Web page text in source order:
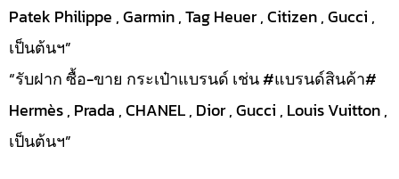
Patek Philippe , Garmin , Tag Heuer , Citizen , Gucci ,
เป็นต้นฯ”
“รับฝาก ซื้อ-ขาย กระเป๋าแบรนด์ เช่น #แบรนด์สินค้า#
Hermès , Prada , CHANEL , Dior , Gucci , Louis Vuitton ,
เป็นต้นฯ”